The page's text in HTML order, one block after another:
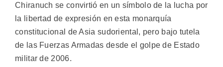
Chiranuch se convirtió en un símbolo de la lucha por
la libertad de expresión en esta monarquía
constitucional de Asia sudoriental, pero bajo tutela
de las Fuerzas Armadas desde el golpe de Estado
militar de 2006.